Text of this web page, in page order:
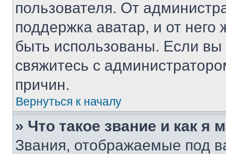
пользователя. От
поддержка аватар, и от него
быть использованы. Если
свяжитесь с
причин.
Вернуться к началу
» Что такое звание и как я
Звания, отображаемые под